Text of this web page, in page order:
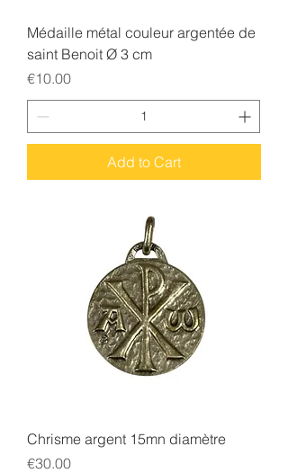
Médaille métal couleur argentée de
saint Benoit Ø 3 cm
Price
€10.00
Add to Cart
Chrisme argent 15mn diamètre
Price
€30.00